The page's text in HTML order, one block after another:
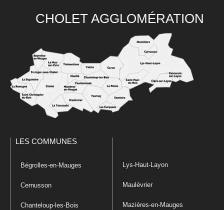
CHOLET AGGLOMÉRATION
LES COMMUNES
Bégrolles-en-Mauges
Cernusson
Chanteloup-les-Bois
Lys-Haut-Layon
Maulévrier
Mazières-en-Mauges